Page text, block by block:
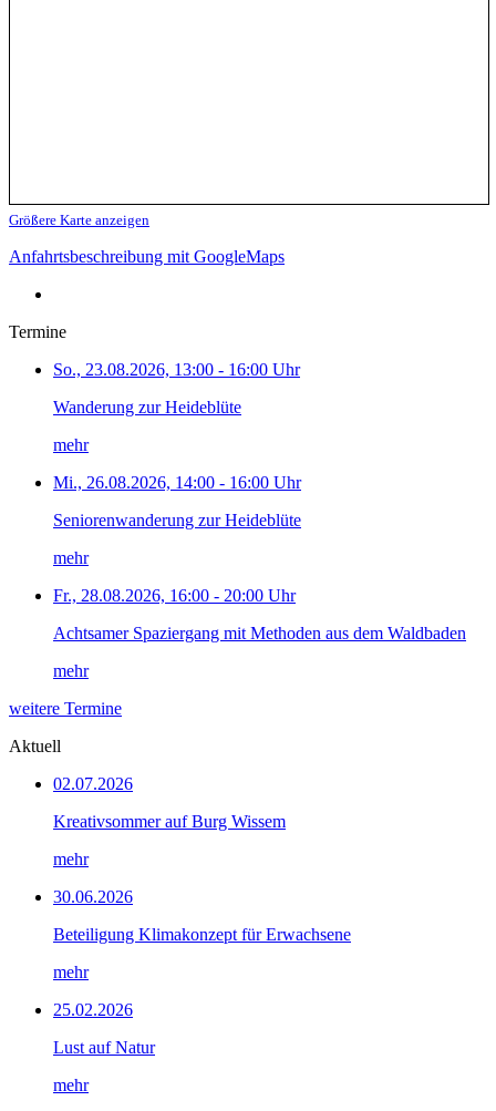
Größere Karte anzeigen
Anfahrtsbeschreibung mit GoogleMaps
Termine
So., 23.08.2026, 13:00 - 16:00 Uhr
Wanderung zur Heideblüte
mehr
Mi., 26.08.2026, 14:00 - 16:00 Uhr
Seniorenwanderung zur Heideblüte
mehr
Fr., 28.08.2026, 16:00 - 20:00 Uhr
Achtsamer Spaziergang mit Methoden aus dem Waldbaden
mehr
weitere Termine
Aktuell
02.07.2026
Kreativsommer auf Burg Wissem
mehr
30.06.2026
Beteiligung Klimakonzept für Erwachsene
mehr
25.02.2026
Lust auf Natur
mehr